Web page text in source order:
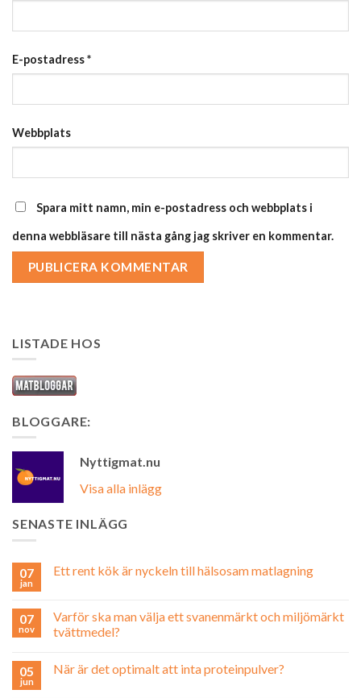
E-postadress*
Webbplats
Spara mitt namn, min e-postadress och webbplats i
denna webbläsare till nästa gång jag skriver en kommentar.
LISTADE HOS
BLOGGARE:
Nyttigmat.nu
Visa alla inlägg
SENASTE INLÄGG
07
jan
Ett rent kök är nyckeln till hälsosam matlagning
07
nov
Varför ska man välja ett svanenmärkt och miljömärkt
tvättmedel?
05
jun
När är det optimalt att inta proteinpulver?